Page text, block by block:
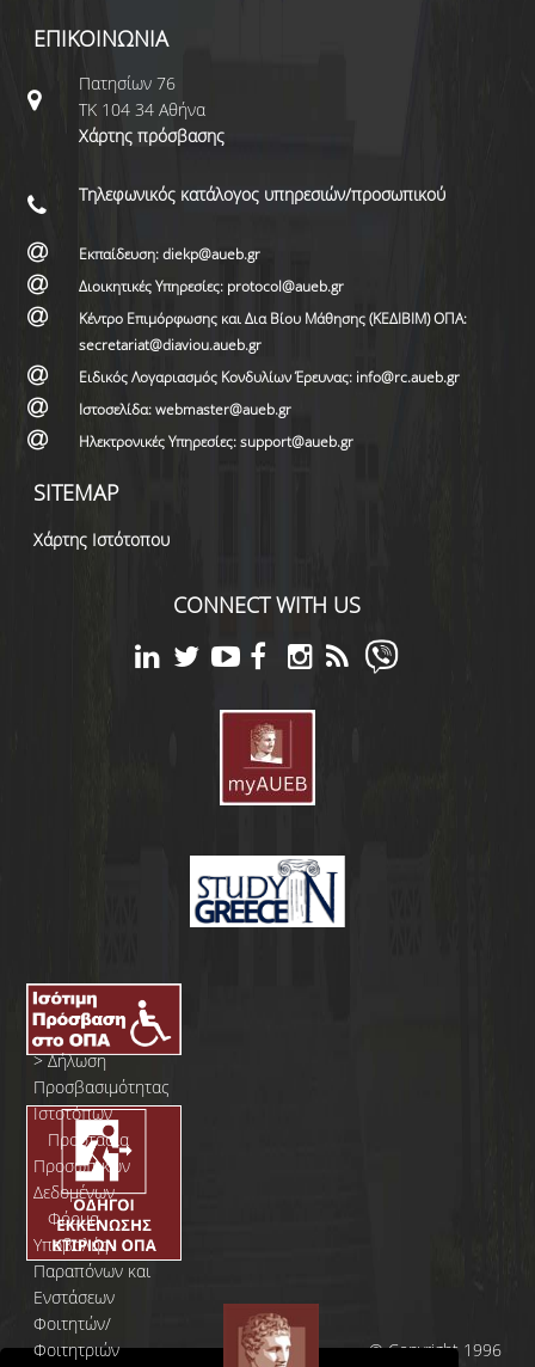
ΕΠΙΚΟΙΝΩΝΙΑ
Πατησίων 76
ΤΚ 104 34 Αθήνα
Χάρτης πρόσβασης
Τηλεφωνικός κατάλογος υπηρεσιών/προσωπικού
Εκπαίδευση: diekp@aueb.gr
Διοικητικές Υπηρεσίες: protocol@aueb.gr
Κέντρο Επιμόρφωσης και Δια Βίου Μάθησης (ΚΕΔΙΒΙΜ) ΟΠΑ:
secretariat@diaviou.aueb.gr
Ειδικός Λογαριασμός Κονδυλίων Έρευνας: info@rc.aueb.gr
Ιστοσελίδα: webmaster@aueb.gr
Ηλεκτρονικές Υπηρεσίες: support@aueb.gr
SITEMAP
Χάρτης Ιστότοπου
CONNECT WITH US
>Δήλωση
Προσβασιμότητας
Ιστοτόπων
Προστασία
Προσωπικών
Δεδομένων
Φόρμα
Yποβολής
Παραπόνων και
Ενστάσεων
Φοιτητών/
Φοιτητριών
© Copyright 1996